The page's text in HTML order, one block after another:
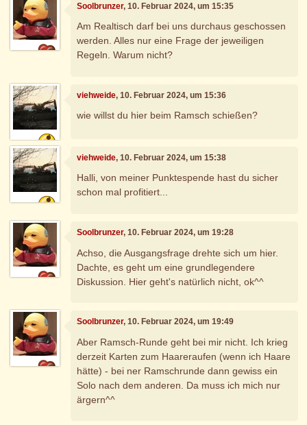
Soolbrunzer, 10. Februar 2024, um 15:35
Am Realtisch darf bei uns durchaus geschossen
werden. Alles nur eine Frage der jeweiligen
Regeln. Warum nicht?
viehweide, 10. Februar 2024, um 15:36
wie willst du hier beim Ramsch schießen?
viehweide, 10. Februar 2024, um 15:38
Halli, von meiner Punktespende hast du sicher
schon mal profitiert...
Soolbrunzer, 10. Februar 2024, um 19:28
Achso, die Ausgangsfrage drehte sich um hier.
Dachte, es geht um eine grundlegendere
Diskussion. Hier geht's natürlich nicht, ok^^
Soolbrunzer, 10. Februar 2024, um 19:49
Aber Ramsch-Runde geht bei mir nicht. Ich krieg
derzeit Karten zum Haareraufen (wenn ich Haare
hätte) - bei ner Ramschrunde dann gewiss ein
Solo nach dem anderen. Da muss ich mich nur
ärgern^^